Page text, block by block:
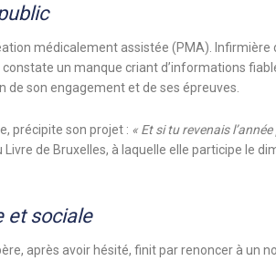
médicalement assistée (PMA).
un manque criant d’informations
de son engagement et de ses épreuves.
précipite son projet : « Et si tu revenais
Livre de Bruxelles, à laquelle elle participe le
et sociale
après avoir hésité, finit par renoncer à un